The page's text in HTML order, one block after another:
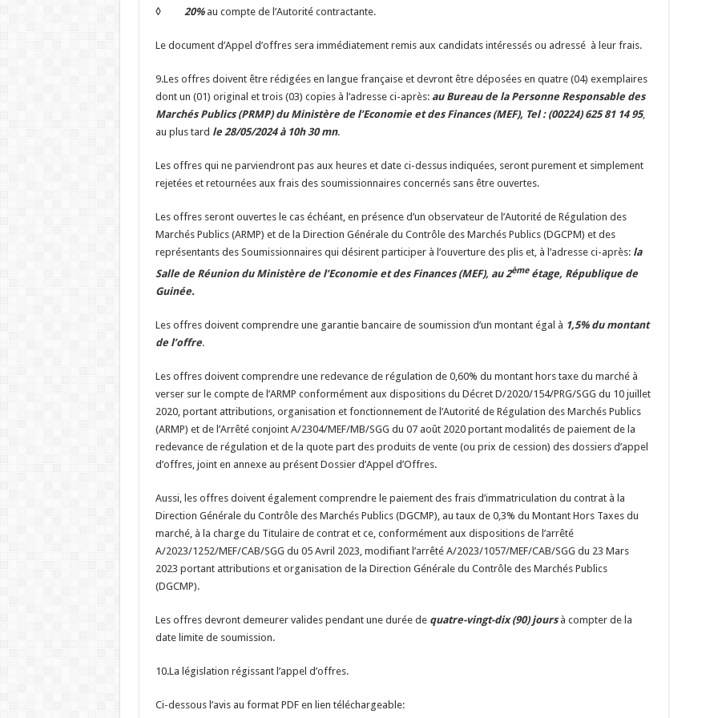
◊ 20%au compte de l’Autorité contractante.
Le document d’Appel d’offres sera immédiatement remis aux candidats intéressés ou adressé à leur frais.
9.Les offres doivent être rédigées en langue française et devront être déposées en quatre (04) exemplaires
dont un (01) original et trois (03) copies à l’adresse ci-après: au Bureau de la Personne Responsable des
Marchés Publics (PRMP) du Ministère de l’Economie et des Finances (MEF), Tel : (00224) 625 81 14 95,
au plus tard le 28/05/2024 à 10h 30 mn.
Les offres qui ne parviendront pas aux heures et date ci-dessus indiquées, seront purement et simplement
rejetées et retournées aux frais des soumissionnaires concernés sans être ouvertes.
Les offres seront ouvertes le cas échéant, en présence d’un observateur de l’Autorité de Régulation des
Marchés Publics (ARMP) et de la Direction Générale du Contrôle des Marchés Publics (DGCPM) et des
représentants des Soumissionnaires qui désirent participer à l’ouverture des plis et, à l’adresse ci-après: la
Salle de Réunion du Ministère de l’Economie et des Finances (MEF), au 2èmeétage, République de
Guinée.
Les offres doivent comprendre une garantie bancaire de soumission d’un montant égal à 1,5% du montant
de l’offre.
Les offres doivent comprendre une redevance de régulation de 0,60% du montant hors taxe du marché à
verser sur le compte de l’ARMP conformément aux dispositions du Décret D/2020/154/PRG/SGG du 10 juillet
2020, portant attributions, organisation et fonctionnement de l’Autorité de Régulation des Marchés Publics
(ARMP) et de l’Arrêté conjoint A/2304/MEF/MB/SGG du 07 août 2020 portant modalités de paiement de la
redevance de régulation et de la quote part des produits de vente (ou prix de cession) des dossiers d’appel
d’offres, joint en annexe au présent Dossier d’Appel d’Offres.
Aussi, les offres doivent également comprendre le paiement des frais d’immatriculation du contrat à la
Direction Générale du Contrôle des Marchés Publics (DGCMP), au taux de 0,3% du Montant Hors Taxes du
marché, à la charge du Titulaire de contrat et ce, conformément aux dispositions de l’arrêté
A/2023/1252/MEF/CAB/SGG du 05 Avril 2023, modifiant l’arrêté A/2023/1057/MEF/CAB/SGG du 23 Mars
2023 portant attributions et organisation de la Direction Générale du Contrôle des Marchés Publics
(DGCMP).
Les offres devront demeurer valides pendant une durée de quatre-vingt-dix (90) joursà compter de la
date limite de soumission.
10.La législation régissant l’appel d’offres.
Ci-dessous l’avis au format PDF en lien téléchargeable: